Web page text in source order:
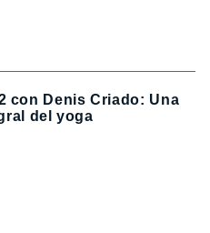
con Denis Criado: Una
del yoga